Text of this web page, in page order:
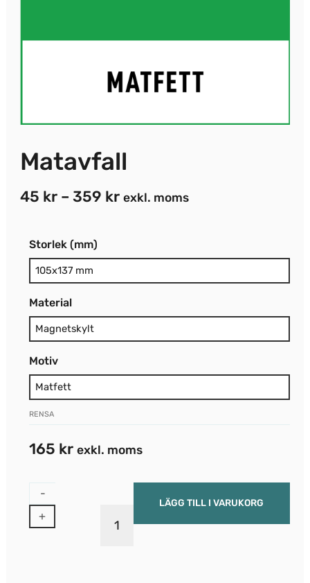
Matavfall
45 kr – 359 krPrisintervall:
359 kr
exkl. moms
Storlek (mm)
Material
Motiv
RENSA
165 kr exkl. moms
-
mängd
+
LÄGG TILL I VARUKORG